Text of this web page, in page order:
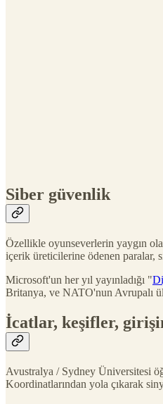
Siber güvenlik
Özellikle oyunseverlerin yaygın
içerik üreticilerine ödenen paralar,
Microsoft'un her yıl yayınladığı "
Britanya, ve NATO'nun Avrupalı
İcatlar, keşifler,
Avustralya / Sydney Üniversitesi
Koordinatlarından yola çıkarak